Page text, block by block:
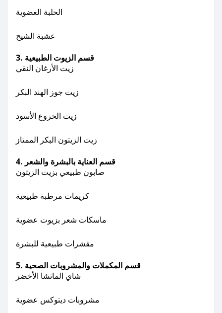
الحلبة العضوية
عشبة الشيح
3. قسم الزيوت الطبيعية
زيت الأرغان النقي
زيت جوز الهند البكر
زيت الخروع الأسود
زيت الزيتون البكر الممتاز
4. قسم العناية بالبشرة والشعر
صابون طبيعي بزيت الزيتون
كريمات مرطبة طبيعية
ماسكات شعر بزيوت عضوية
مقشرات طبيعية للبشرة
5. قسم المكملات والمشروبات الصحية
شاي الماتشا الأخضر
مشروبات ديتوكس عضوية